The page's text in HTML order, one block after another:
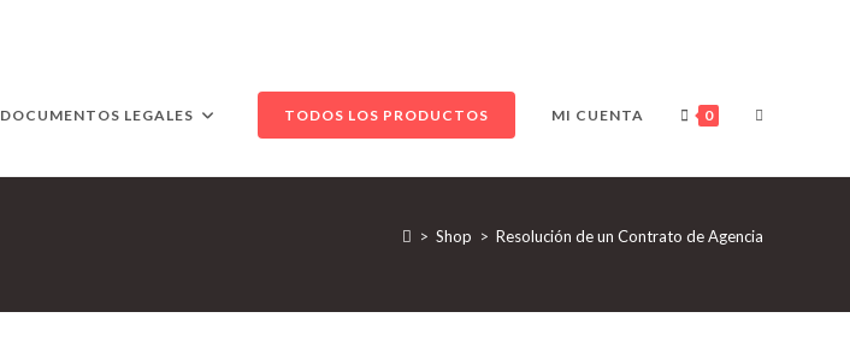
DOCUMENTOS LEGALES TODOS LOS PRODUCTOS MI CUENTA 0 ALTERNAR
BÚSQUEDA
> Shop > Resolución de un Contrato de Agencia